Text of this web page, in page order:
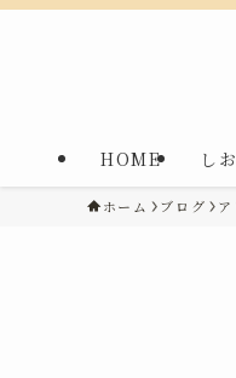
HOME し
ホーム ブログ